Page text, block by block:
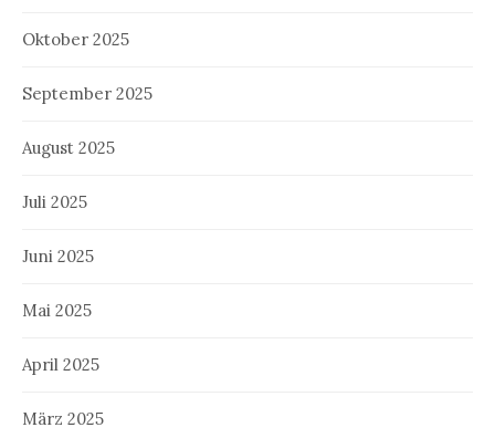
Oktober 2025
September 2025
August 2025
Juli 2025
Juni 2025
Mai 2025
April 2025
März 2025